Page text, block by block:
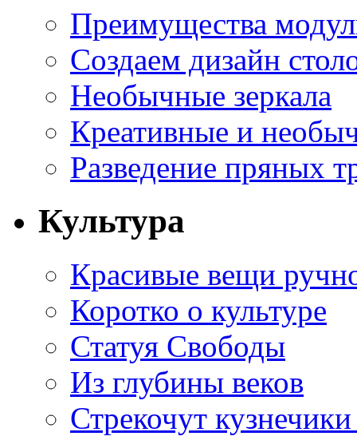
Преимущества
Создаем дизайн
Необычные зеркала
Креативные и
Разведение пряных
Культура
Красивые вещи
Коротко о культуре
Статуя Свободы
Из глубины веков
Стрекочут